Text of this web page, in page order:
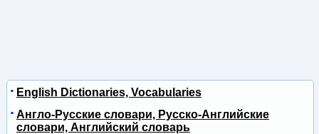
English Dictionaries, Vocabularies
Англо-Русские словари, Русско-Английские
словари, Английский словарь